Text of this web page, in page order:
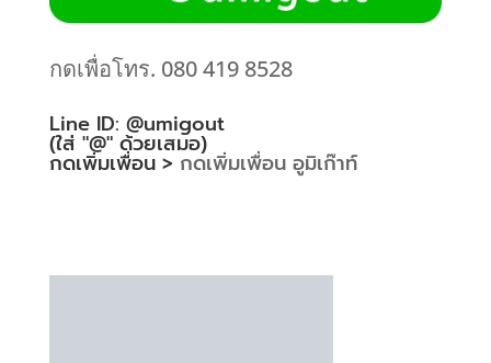
กดเพื่อโทร. 080 419 8528
Line ID: @umigout
(ใส่ "@" ด้วยเสมอ)
กดเพิ่มเพื่อน > กดเพิ่มเพื่อน อูมิเก๊าท์